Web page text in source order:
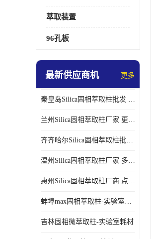
萃取装置
96孔板
最新供应商机 更多
秦皇岛Silica固相萃取柱批发 更多请咨询
兰州Silica固相萃取柱厂家 更多请咨询
齐齐哈尔Silica固相萃取柱批发 更多请咨询
温州Silica固相萃取柱厂家 多种规格
惠州Silica固相萃取柱厂商 点击查询更多
蚌埠max固相萃取柱-实验室耗材
吉林固相微萃取柱-实验室耗材